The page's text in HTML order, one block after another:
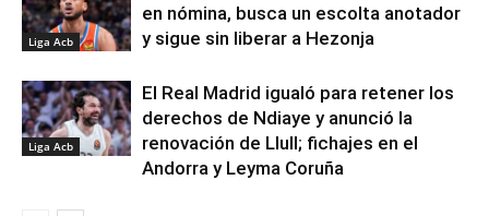
Liga Acb
en nómina, busca un escolta anotador
y sigue sin liberar a Hezonja
Liga Acb
El Real Madrid igualó para retener los
derechos de Ndiaye y anunció la
renovación de Llull; fichajes en el
Andorra y Leyma Coruña